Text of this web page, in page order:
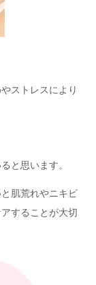
ストレスにより
と思います。
肌荒れやニキビ
することが大切